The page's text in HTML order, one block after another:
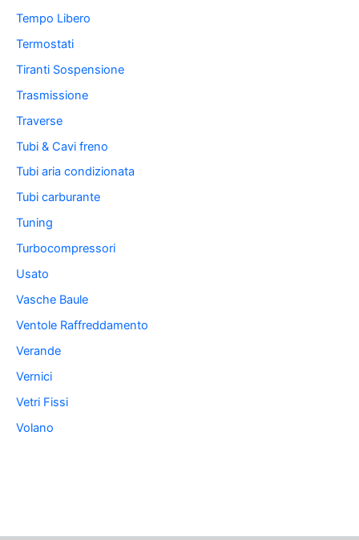
Tempo Libero
Termostati
Tiranti Sospensione
Trasmissione
Traverse
Tubi & Cavi freno
Tubi aria condizionata
Tubi carburante
Tuning
Turbocompressori
Usato
Vasche Baule
Ventole Raffreddamento
Verande
Vernici
Vetri Fissi
Volano